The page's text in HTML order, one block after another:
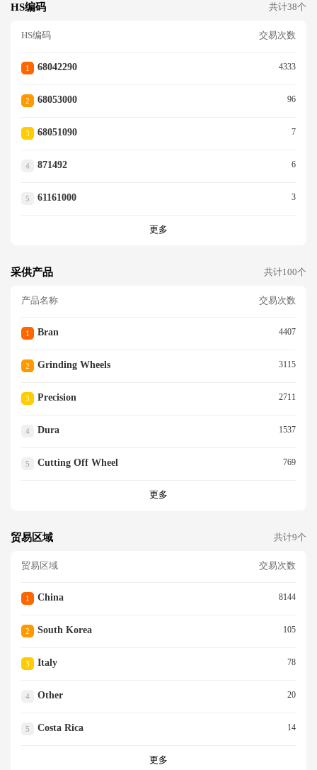
HS编码 共计38个
HS编码 交易次数
1 68042290 4333
2 68053000 96
3 68051090 7
4 871492 6
5 61161000 3
更多
采供产品 共计100个
产品名称 交易次数
1 Bran 4407
2 Grinding Wheels 3115
3 Precision 2711
4 Dura 1537
5 Cutting Off Wheel 769
更多
贸易区域 共计9个
贸易区域 交易次数
1 China 8144
2 South Korea 105
3 Italy 78
4 Other 20
5 Costa Rica 14
更多